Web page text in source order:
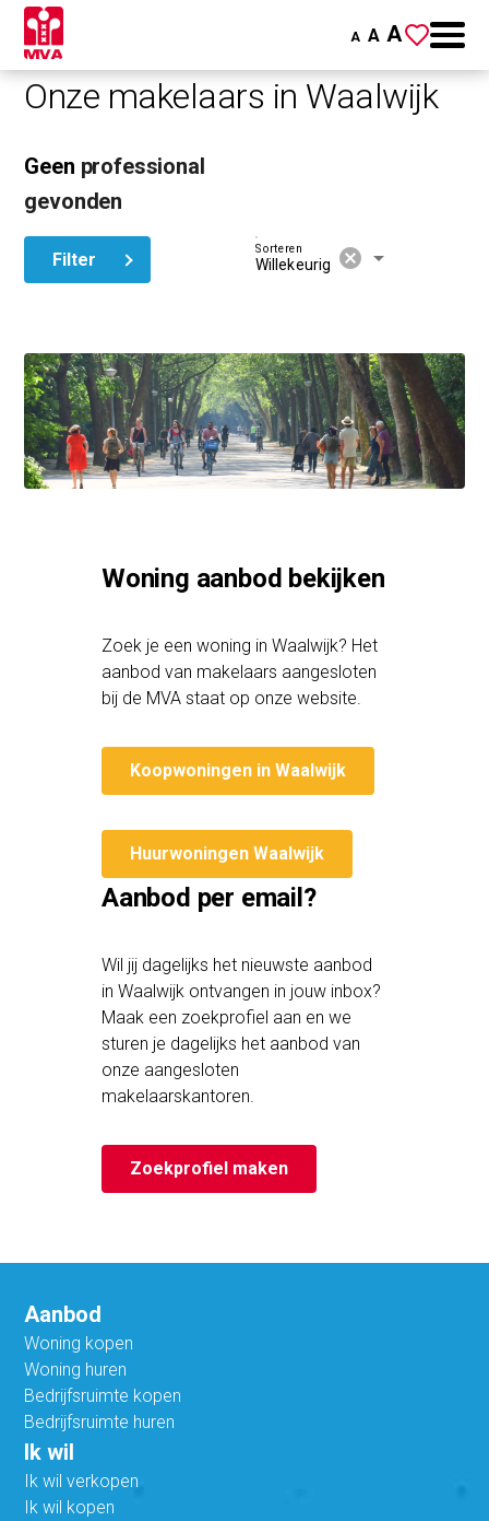
A A A
Onze makelaars in Waalwijk
Filter
Geen professional
gevonden
Willekeurig
Sorteren cancel arrow_drop_down
Woning aanbod bekijken
Zoek je een woning in Waalwijk? Het
aanbod van makelaars aangesloten
bij de MVA staat op onze website.
Koopwoningen in Waalwijk
Huurwoningen Waalwijk
Aanbod per email?
Wil jij dagelijks het nieuwste aanbod
in Waalwijk ontvangen in jouw inbox?
Maak een zoekprofiel aan en we
sturen je dagelijks het aanbod van
onze aangesloten
makelaarskantoren.
Zoekprofiel maken
Aanbod
Woning kopen
Woning huren
Bedrijfsruimte kopen
Bedrijfsruimte huren
Ik wil
Ik wil verkopen
Ik wil kopen